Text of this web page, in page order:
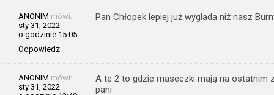
ANONIM mówi:
sty 31, 2022
o godzinie 15:05
Odpowiedz
Pan Chłopek lepiej już wyglada niż nasz
ANONIM mówi:
sty 31, 2022
A te 2 to gdzie maseczki mają na ostatnim
pani